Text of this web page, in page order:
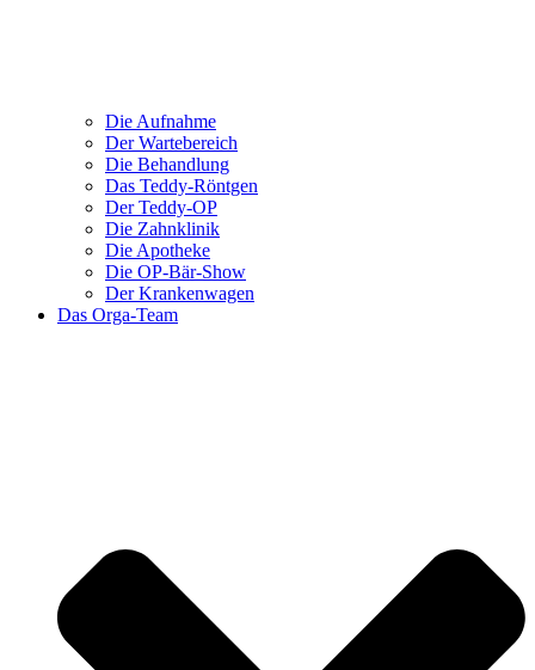
Die Aufnahme
Der Wartebereich
Die Behandlung
Das Teddy-Röntgen
Der Teddy-OP
Die Zahnklinik
Die Apotheke
Die OP-Bär-Show
Der Krankenwagen
Das Orga-Team